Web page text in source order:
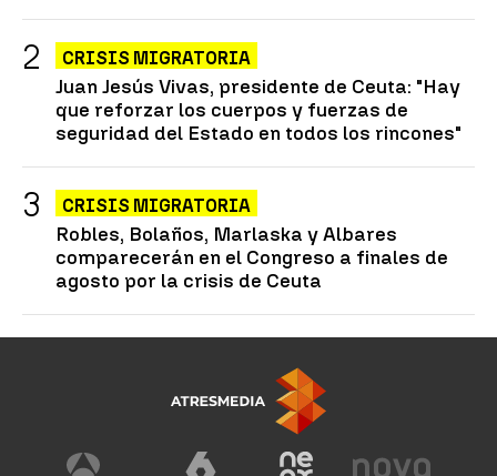
CRISIS MIGRATORIA
Juan Jesús Vivas, presidente de Ceuta: "Hay
que reforzar los cuerpos y fuerzas de
seguridad del Estado en todos los rincones"
CRISIS MIGRATORIA
Robles, Bolaños, Marlaska y Albares
comparecerán en el Congreso a finales de
agosto por la crisis de Ceuta